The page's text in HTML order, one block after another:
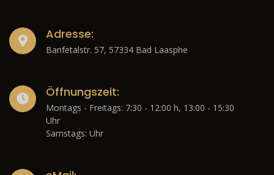
Adresse:
Banfetalstr. 57, 57334 Bad Laasphe
Öffnungszeit:
Montags - Freitags: 7:30 - 12:00 h, 13:00 - 15:30
Uhr
Samstags: Uhr